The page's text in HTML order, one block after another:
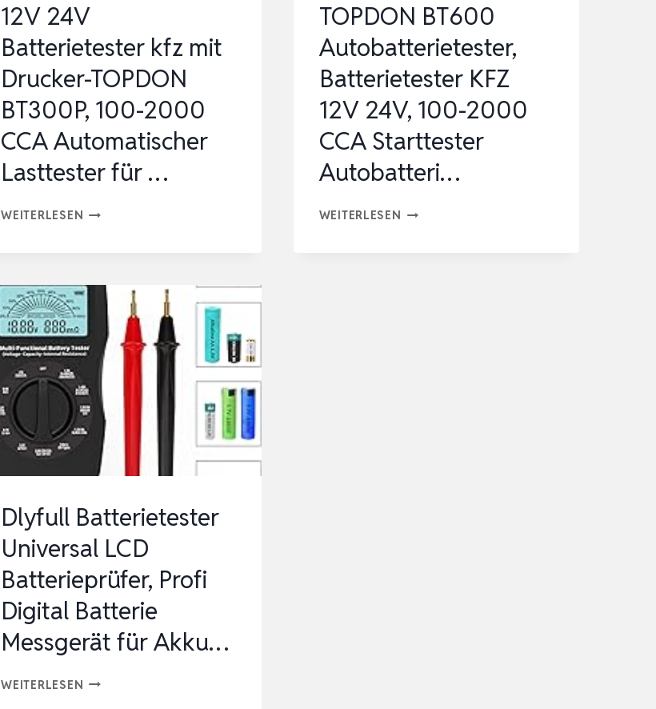
12V 24V
Batterietester kfz mit
Drucker-TOPDON
BT300P, 100-2000
CCA Automatischer
Lasttester für …
WEITERLESEN 12V
KFZ
DRUCKER-
TOPDON
BT300P,
100-
2000
CCA
AUTOMATISCHER
FÜR
…
TOPDON BT600
Autobatterietester,
Batterietester KFZ
12V 24V, 100-2000
CCA Starttester
Autobatteri…
WEITERLESEN TOPDON
Dlyfull Batterietester
Universal LCD
Batterieprüfer, Profi
Digital Batterie
Messgerät für Akku…
WEITERLESEN DLYFULL